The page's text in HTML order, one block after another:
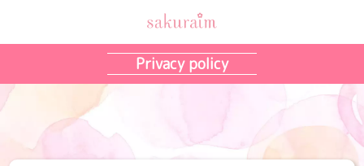
Privacy policy